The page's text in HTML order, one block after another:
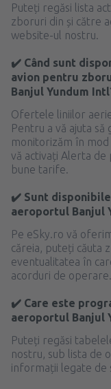
Puteți regăsi lista
zboruri din și către
website-ul nostru.
✔️ Când sunt
avion pentru
Banjul Yundum
Ofertele liniilor
Pentru a vă ajuta să
monitorizăm în
vă activați Alerta
bune tarife.
✔️ Sunt
aeroportul Banjul
Pe eSky.ro vă
căreia, puteți căuta
eventualitatea în
acorduri de operare.
✔️ Care este
aeroportul Banjul
Puteți regăsi
nostru, sub lista de
informații legate de